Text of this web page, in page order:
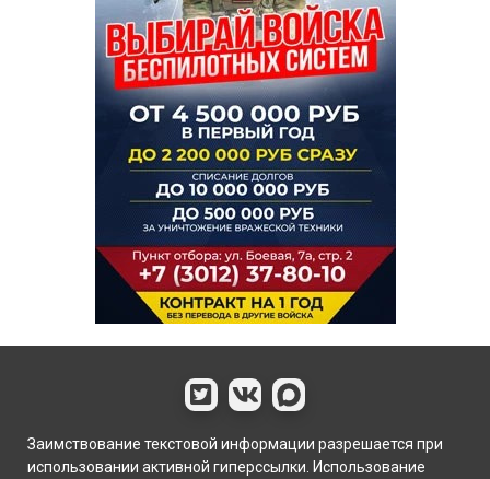
Заимствование текстовой информации разрешается при
использовании активной гиперссылки. Использование